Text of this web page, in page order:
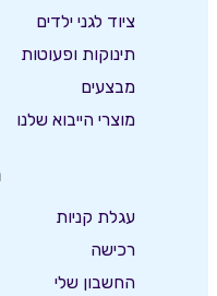
ציוד לגני ילדים
תינוקות ופעוטות
מבצעים
מוצרי הייבוא שלנו
עגלת קניות
רכישה
החשבון שלי